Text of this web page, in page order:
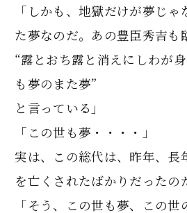
「しかも、地獄だけが夢じ
た夢なのだ。あの豊臣秀吉も
“露とおち露と消えにしわが
も夢のまた夢”
と言っている」
「この世も夢・・・・」
実は、この総代は、昨年、長
を亡くされたばかりだったの
「そう、この世も夢、この